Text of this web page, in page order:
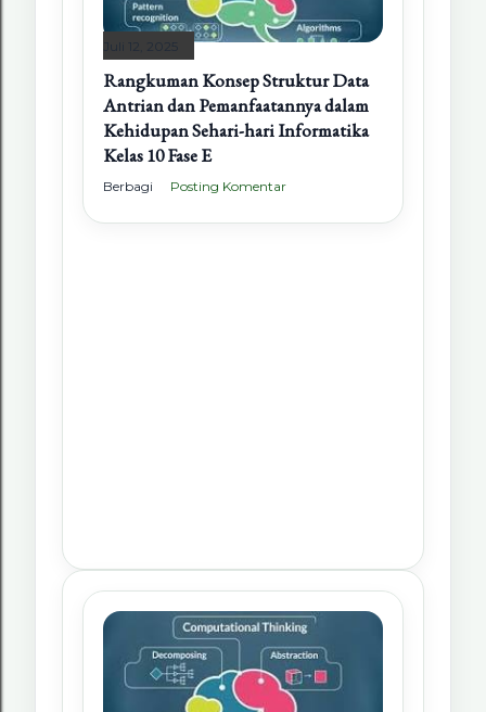
Juli 12, 2025
Rangkuman Konsep Struktur Data
Antrian dan Pemanfaatannya dalam
Kehidupan Sehari-hari Informatika
Kelas 10 Fase E
Berbagi Posting Komentar